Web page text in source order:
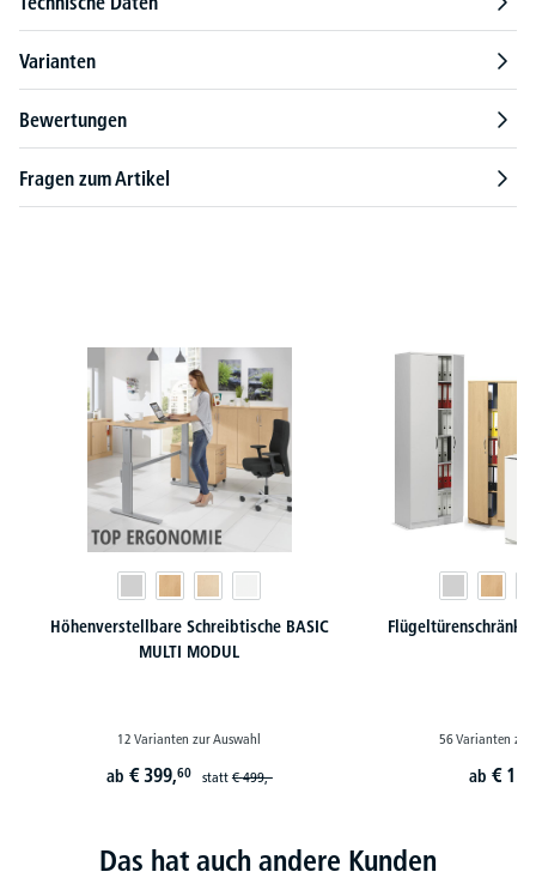
Varianten
Bewertungen
Fragen zum Artikel
Höhenverstellbare Schreibtische BASIC
MULTI MODUL
12 Varianten zur Auswahl
ab € 399,60 statt€ 499,-
Flügeltürenschränke
56 Varianten zur
ab €
Das hat auch andere Kunden